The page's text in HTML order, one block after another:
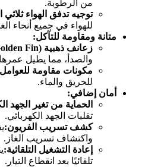
من الرطوبة.
توجيه تدفق الهواء ثلاثي
للهواء في جميع أنحاء
متانة ومقاومة للتآكل:
زعانف ذهبية (Golden Fin):
والصدأ، مما يطيل
مكونات مقاومة للعوامل
للحريق والماء.
أمان إضافي:
الحماية من تغير الجهد
تقلبات الجهد الكهربائي.
كشف تسريب الفريون:
واكتشاف تسريب الغاز.
إعادة التشغيل التلقائية:
تلقائيًا بعد انقطاع التيار.